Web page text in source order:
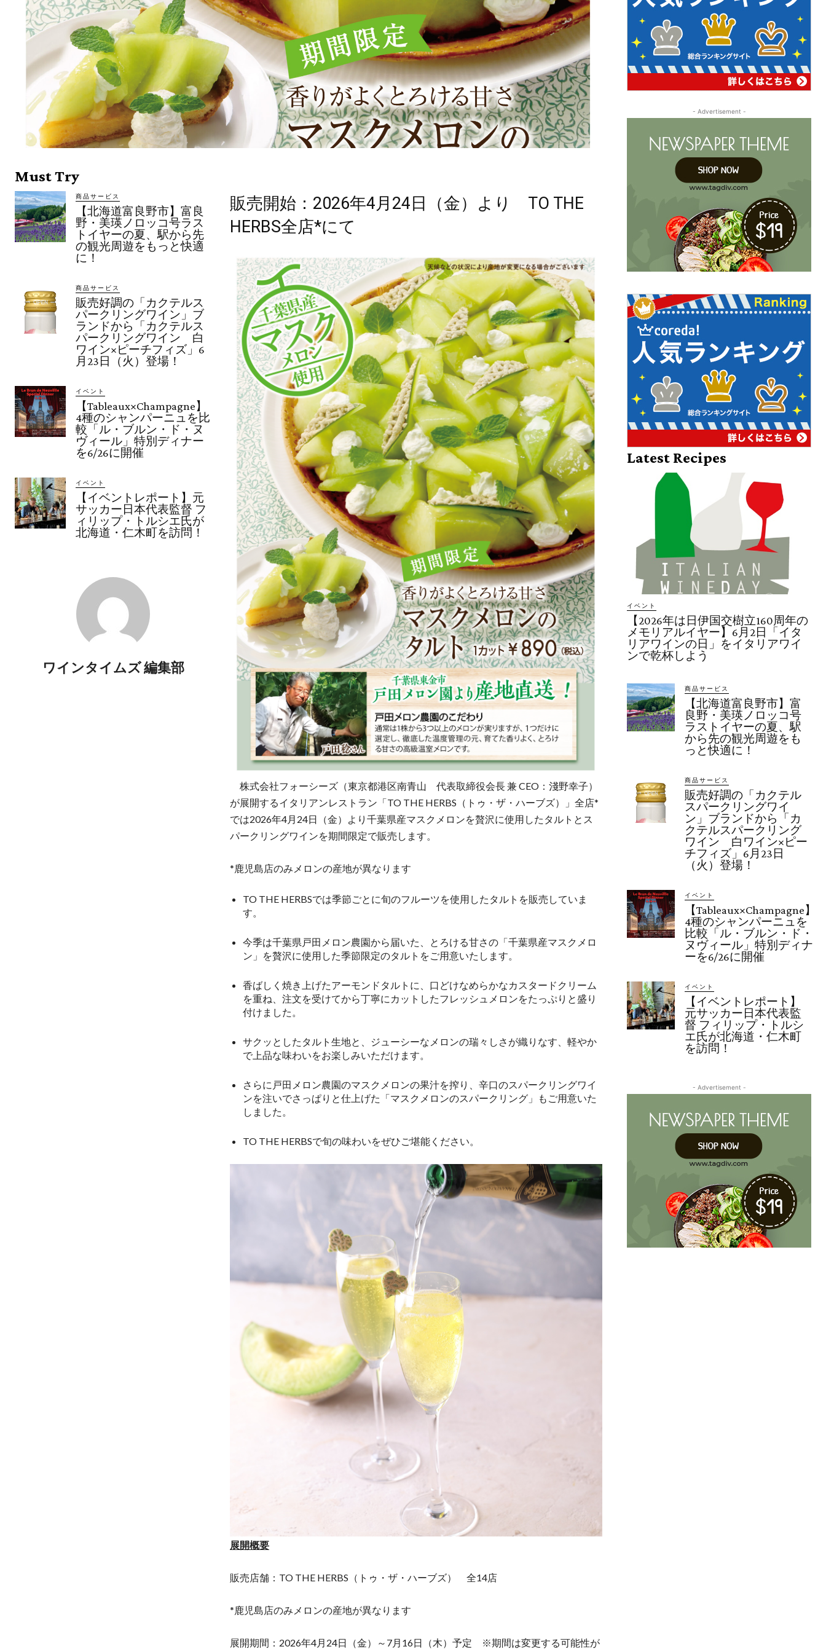
Must Try
商品サービス
【北海道富良野市】富良
野・美瑛ノロッコ号ラス
トイヤーの夏、駅から先
の観光周遊をもっと快適
に！
商品サービス
販売好調の「カクテルス
パークリングワイン」ブ
ランドから「カクテルス
パークリングワイン 白
ワイン×ピーチフィズ」6
月23日（火）登場！
イベント
【Tableaux×Champagne】
4種のシャンパーニュを比
較「ル・ブルン・ド・ヌ
ヴィール」特別ディナー
を6/26に開催
イベント
【イベントレポート】元
サッカー日本代表監督 フ
ィリップ・トルシエ氏が
北海道・仁木町を訪問！
ワインタイムズ 編集部
販売開始：2026年4月24日（金）より TO THE
HERBS全店*にて
株式会社フォーシーズ（東京都港区南青山 代表取締役会長 兼 CEO：淺野幸子）
が展開するイタリアンレストラン「TO THE HERBS（トゥ・ザ・ハーブズ）」全店*
では2026年4月24日（金）より千葉県産マスクメロンを贅沢に使用したタルトとス
パークリングワインを期間限定で販売します。
*鹿児島店のみメロンの産地が異なります
TO THE HERBSでは季節ごとに旬のフルーツを使用したタルトを販売していま
す。
今季は千葉県戸田メロン農園から届いた、とろける甘さの「千葉県産マスクメロ
ン」を贅沢に使用した季節限定のタルトをご用意いたします。
香ばしく焼き上げたアーモンドタルトに、口どけなめらかなカスタードクリーム
を重ね、注文を受けてから丁寧にカットしたフレッシュメロンをたっぷりと盛り
付けました。
サクッとしたタルト生地と、ジューシーなメロンの瑞々しさが織りなす、軽やか
で上品な味わいをお楽しみいただけます。
さらに戸田メロン農園のマスクメロンの果汁を搾り、辛口のスパークリングワイ
ンを注いでさっぱりと仕上げた「マスクメロンのスパークリング」もご用意いた
しました。
TO THE HERBSで旬の味わいをぜひご堪能ください。
展開概要
販売店舗：TO THE HERBS（トゥ・ザ・ハーブズ） 全14店
*鹿児島店のみメロンの産地が異なります
展開期間：2026年4月24日（金）～7月16日（木）予定 ※期間は変更する可能性が
- Advertisement -
Latest Recipes
イベント
【2026年は日伊国交樹立160周年の
メモリアルイヤー】6月2日「イタ
リアワインの日」をイタリアワイ
ンで乾杯しよう
商品サービス
【北海道富良野市】富
良野・美瑛ノロッコ号
ラストイヤーの夏、駅
から先の観光周遊をも
っと快適に！
商品サービス
販売好調の「カクテル
スパークリングワイ
ン」ブランドから「カ
クテルスパークリング
ワイン 白ワイン×ピー
チフィズ」6月23日
（火）登場！
イベント
【Tableaux×Champagne】
4種のシャンパーニュを
比較「ル・ブルン・ド・
ヌヴィール」特別ディナ
ーを6/26に開催
イベント
【イベントレポート】
元サッカー日本代表監
督 フィリップ・トルシ
エ氏が北海道・仁木町
を訪問！
- Advertisement -